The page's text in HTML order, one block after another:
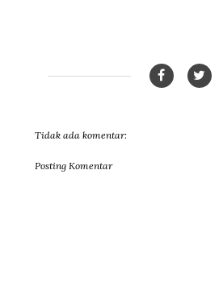
Tidak ada komentar:
Posting Komentar